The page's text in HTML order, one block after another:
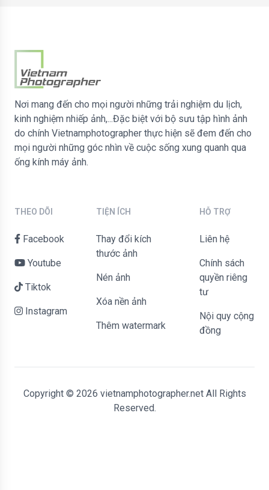
Nơi mang đến cho mọi người những trải nghiệm du lịch,
kinh nghiệm nhiếp ảnh,...Đặc biệt với bộ sưu tập hình ảnh
do chính Vietnamphotographer thực hiện sẽ đem đến cho
mọi người những góc nhìn về cuộc sống xung quanh qua
ống kính máy ảnh.
THEO DÕI
Facebook
Youtube
Tiktok
Instagram
TIỆN ÍCH
Thay đổi kích
thước ảnh
Nén ảnh
Xóa nền ảnh
Thêm watermark
HỖ TRỢ
liên hệ
Chính sách
quyền riêng
tư
Nội quy cộng
đồng
Copyright © 2026 vietnamphotographer.net All Rights
Reserved.